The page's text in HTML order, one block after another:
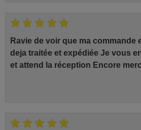
Ravie de voir que ma commande
deja traitée et expédiée Je vous
et attend la réception Encore